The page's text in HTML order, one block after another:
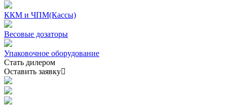
ККМ и ЧПМ(Кассы)
Весовые дозаторы
Упаковочное оборудование
Стать дилером
Оставить заявку